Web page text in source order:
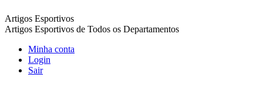
Artigos Esportivos
Artigos Esportivos de Todos os Departamentos
Minha conta
Login
Sair